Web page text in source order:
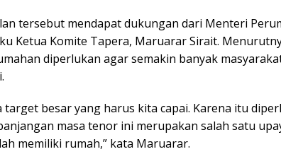
tersebut mendapat dukungan dari Menteri
Ketua Komite Tapera, Maruarar Sirait.
diperlukan agar semakin banyak
target besar yang harus kita capai. Karena itu
masa tenor ini merupakan salah satu
memiliki rumah,” kata Maruarar.